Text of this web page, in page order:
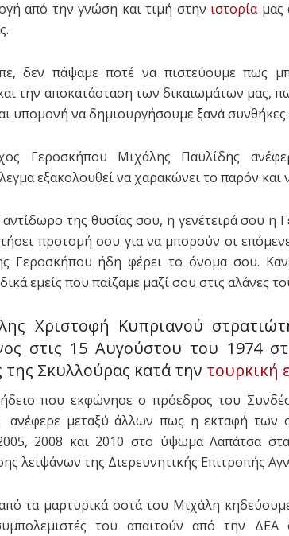
από την γνώση και τιμή στην ιστορίαμας
δεν πάψαμε ποτέ να πιστεύουμε πως
την αποκατάσταση των δικαιωμάτων μας,
υπομονή να δημιουργήσουμε ξανά
Γεροσκήπου Μιχάλης Παυλίδης
εξακολουθεί να χαρακώνει το παρόν και
αντίδωρο της θυσίας σου, η γενέτειρά σου
προτομή σου για να μπορούν οι
Γεροσκήπου ήδη φέρει το όνομα σου.
εμείς που παίζαμε μαζί σου στις αλάνες
Χριστοφή Κυπριανού
στις 15 Αυγούστου του 1974
της Σκυλλούρας κατά την τουρκική
που εκφώνησε ο πρόεδρος του
ανέφερε μεταξύ άλλων πως η εκταφή των
2008 και 2010 στο ύψωμα Λαπάτσα
λειψάνων της Διερευνητικής Επιτροπής
τα μαρτυρικά οστά του Μιχάλη
του απαιτούν από την ΔΕΑ